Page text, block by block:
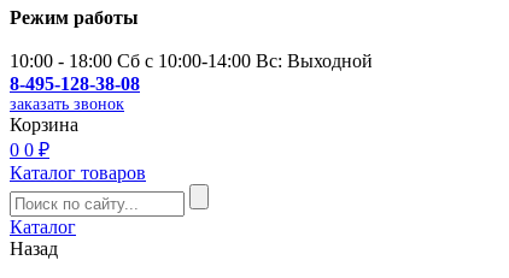
Режим работы
10:00 - 18:00 Сб с 10:00-14:00 Вс: Выходной
8-495-128-38-08
заказать звонок
Корзина
0 0 ₽
Каталог товаров
Каталог
Назад